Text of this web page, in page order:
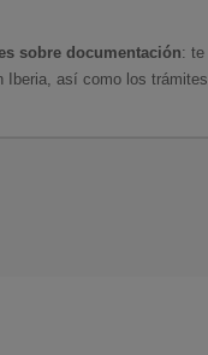
sobre documentación: te
Iberia, así como los trámites